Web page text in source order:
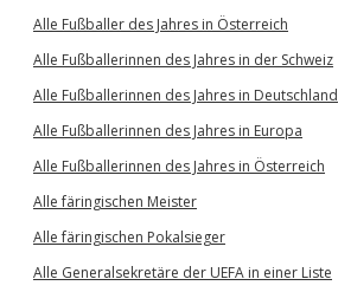
Alle Fußballer des Jahres in Österreich
Alle Fußballerinnen des Jahres in der Schweiz
Alle Fußballerinnen des Jahres in Deutschland
Alle Fußballerinnen des Jahres in Europa
Alle Fußballerinnen des Jahres in Österreich
Alle färingischen Meister
Alle färingischen Pokalsieger
Alle Generalsekretäre der UEFA in einer Liste